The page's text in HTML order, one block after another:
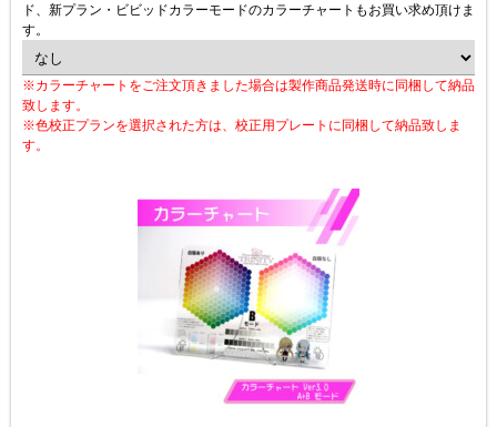
ド、新プラン・ビビッドカラーモードのカラーチャートもお買い求め頂けま
す。
※カラーチャートをご注文頂きました場合は製作商品発送時に同梱して納品
致します。
※色校正プランを選択された方は、校正用プレートに同梱して納品致しま
す。